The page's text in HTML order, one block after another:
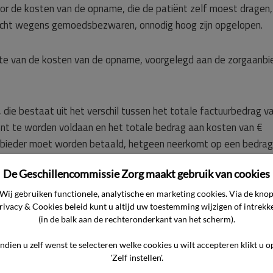
de kosten van de opname, die de patiënt zelf moest dragen,
wegens gemoedsbezwaren, onnodig hoog zijn opgelopen.
de kosten van de opname, voorgelegd aan de
die bestaat uit het verschil tussen het totale factuurbedrag
te worden voldaan en het totale bedrag aan kosten van €
moet worden betaald, hetgeen neerkomt op een
naar de overgelegde stukken en de verklaring ter
neer.
het ziekenhuis van de zorgaanbieder. Uitgebalanceerde
De Geschillencommissie Zorg maakt gebruik van cookies
Wij gebruiken functionele, analytische en marketing cookies. Via de knop
& Cookies beleid kunt u altijd uw toestemming wijzigen of
(in de balk aan de rechteronderkant van het scherm).
u zelf wenst te selecteren welke cookies u wilt accepteren klikt u
'Zelf instellen'.